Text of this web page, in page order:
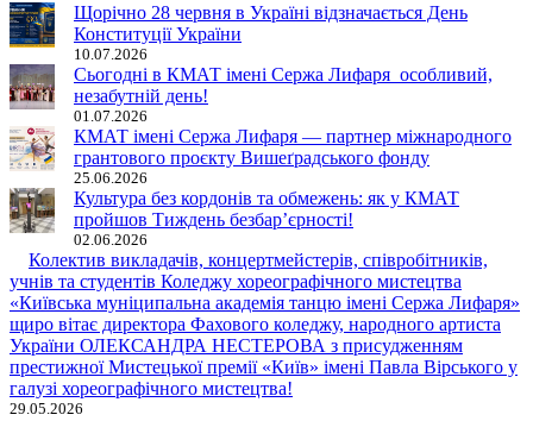
Щорічно 28 червня в Україні відзначається День
Конституції України
10.07.2026
Сьогодні в КМАТ імені Сержа Лифаря особливий,
незабутній день!
01.07.2026
КМАТ імені Сержа Лифаря — партнер міжнародного
грантового проєкту Вишеґрадського фонду
25.06.2026
Культура без кордонів та обмежень: як у КМАТ
пройшов Тиждень безбар’єрності!
02.06.2026
Колектив викладачів, концертмейстерів,
співробітників, учнів та студентів Коледжу
хореографічного мистецтва «Київська муніципальна
академія танцю імені Сержа Лифаря» щиро вітає директора
Фахового коледжу, народного артиста України ОЛЕКСАНДРА
НЕСТЕРОВА з присудженням престижної Мистецької премії
«Київ» імені Павла Вірського у галузі хореографічного
мистецтва!